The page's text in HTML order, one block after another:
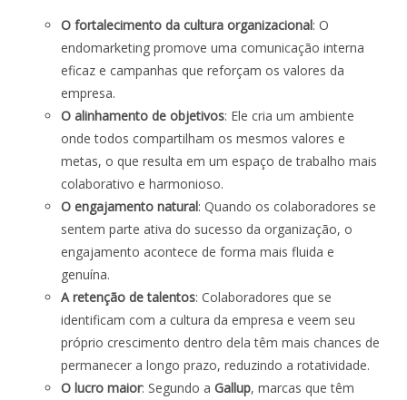
O fortalecimento da cultura organizacional: O
endomarketing promove uma comunicação interna
eficaz e campanhas que reforçam os valores da
empresa.
O alinhamento de objetivos: Ele cria um ambiente
onde todos compartilham os mesmos valores e
metas, o que resulta em um espaço de trabalho mais
colaborativo e harmonioso.
O engajamento natural: Quando os colaboradores se
sentem parte ativa do sucesso da organização, o
engajamento acontece de forma mais fluida e
genuína.
A retenção de talentos: Colaboradores que se
identificam com a cultura da empresa e veem seu
próprio crescimento dentro dela têm mais chances de
permanecer a longo prazo, reduzindo a rotatividade.
O lucro maior: Segundo aGallup, marcas que têm